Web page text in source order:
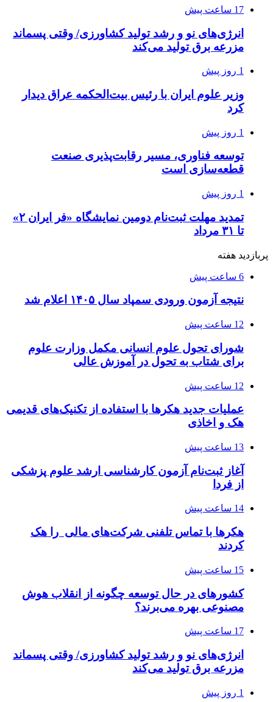
17 ساعت پیش
انرژی‌های نو و رشد تولید کشاورزی/ وقتی پسماند
مزرعه‌ برق تولید می‌کند
1 روز پیش
وزیر علوم ایران با رئیس بیت‌الحکمه عراق دیدار
کرد
1 روز پیش
توسعه فناوری، مسیر رقابت‌پذیری صنعت
قطعه‌سازی است
1 روز پیش
تمدید مهلت ثبت‌نام دومین نمایشگاه «فر ایران ۲»
تا ۳۱ مرداد
پربازدید هفته
6 ساعت پیش
نتیجه آزمون ورودی سمپاد سال ۱۴۰۵ اعلام شد
12 ساعت پیش
شورای تحول علوم انسانی مکمل وزارت علوم
برای شتاب به تحول در آموزش عالی
12 ساعت پیش
عملیات جدید هکرها با استفاده از تکنیک‌های قدیمی
هک و اخاذی
13 ساعت پیش
آغاز ثبت‌نام‌ آزمون کارشناسی ارشد علوم پزشکی
از فردا
14 ساعت پیش
هکرها با تماس تلفنی شرکت‌های مالی را هک
کردند
15 ساعت پیش
کشورهای در حال توسعه چگونه از انقلاب هوش
مصنوعی بهره می‌برند؟
17 ساعت پیش
انرژی‌های نو و رشد تولید کشاورزی/ وقتی پسماند
مزرعه‌ برق تولید می‌کند
1 روز پیش